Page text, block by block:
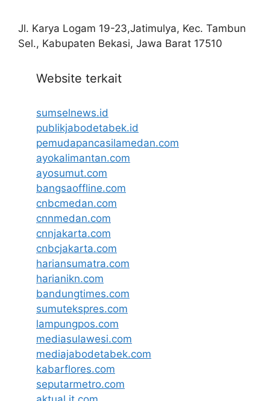
Jl. Karya Logam 19-23,Jatimulya, Kec. Tambun
Sel., Kabupaten Bekasi, Jawa Barat 17510
Website terkait
sumselnews.id
publikjabodetabek.id
pemudapancasilamedan.com
ayokalimantan.com
ayosumut.com
bangsaoffline.com
cnbcmedan.com
cnnmedan.com
cnnjakarta.com
cnbcjakarta.com
hariansumatra.com
harianikn.com
bandungtimes.com
sumutekspres.com
lampungpos.com
mediasulawesi.com
mediajabodetabek.com
kabarflores.com
seputarmetro.com